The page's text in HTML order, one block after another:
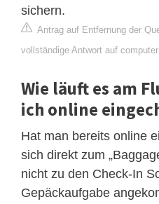
sichern.
Antrag auf Entfernung der
vollständige Antwort auf
Wie läuft es am
ich online
Hat man bereits online
sich direkt zum
nicht zu den Check-In
Gepäckaufgabe